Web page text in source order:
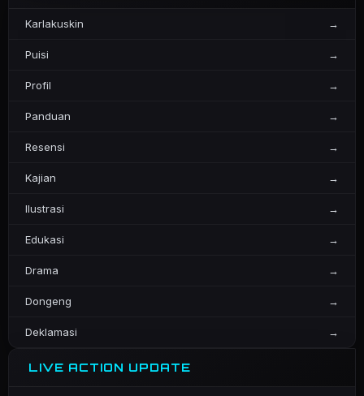
Karlakuskin →
Puisi →
Profil →
Panduan →
Resensi →
Kajian →
Ilustrasi →
Edukasi →
Drama →
Dongeng →
Deklamasi →
LIVE ACTION UPDATE